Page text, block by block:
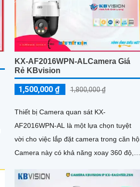
KX-AF2016WPN-ALCamera Giá
Rẻ KBvision
1,500,000 ₫ 1,800,000 ₫
Thiết bị Camera quan sát KX-
AF2016WPN-AL là một lựa chọn tuyệt
vời cho việc lắp đặt camera trong căn hộ.
Camera này có khả năng xoay 360 độ,
phân giải FULL HD 1080P